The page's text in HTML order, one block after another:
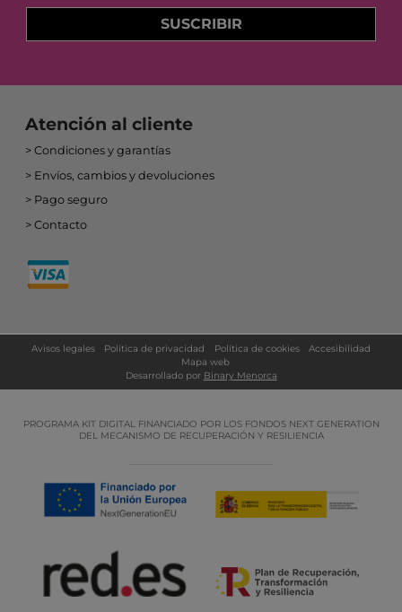
SUSCRIBIR
Atención al cliente
Condiciones y garantías
Envíos, cambios y devoluciones
Pago seguro
Contacto
Avisos legales Política de privacidad Política de cookies
Accesibilidad
Mapa web
Desarrollado por Binary Menorca
PROGRAMA KIT DIGITAL FINANCIADO POR LOS FONDOS NEXT GENERATION
DEL MECANISMO DE RECUPERACIÓN Y RESILIENCIA